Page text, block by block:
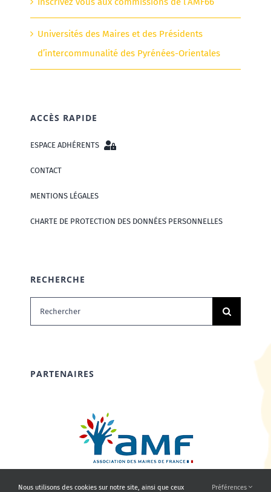
Universités des Maires et des Présidents
d’intercommunalité des Pyrénées-Orientales
ACCÈS RAPIDE
ESPACE ADHÉRENTS
CONTACT
MENTIONS LÉGALES
CHARTE DE PROTECTION DES DONNÉES PERSONNELLES
RECHERCHE
Rechercher:
PARTENAIRES
Nous utilisons des cookies sur notre site, ainsi que ceux Préférences